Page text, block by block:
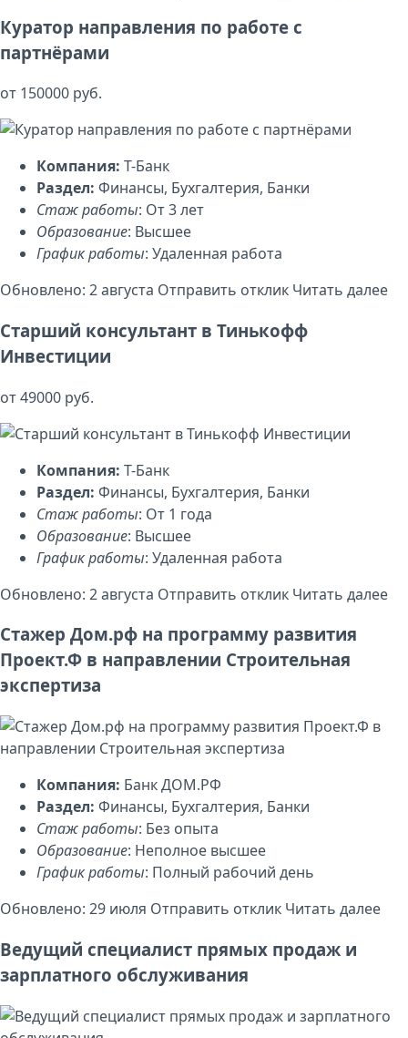
Куратор направления по работе с
партнёрами
от 150000 руб.
Компания: Т-Банк
Раздел: Финансы, Бухгалтерия, Банки
Стаж работы: От 3 лет
Образование: Высшее
График работы: Удаленная работа
Обновлено: 2 августа Отправить отклик Читать далее
Старший консультант в Тинькофф
Инвестиции
от 49000 руб.
Компания: Т-Банк
Раздел: Финансы, Бухгалтерия, Банки
Стаж работы: От 1 года
Образование: Высшее
График работы: Удаленная работа
Обновлено: 2 августа Отправить отклик Читать далее
Стажер Дом.рф на программу развития
Проект.Ф в направлении Строительная
экспертиза
Компания: Банк ДОМ.РФ
Раздел: Финансы, Бухгалтерия, Банки
Стаж работы: Без опыта
Образование: Неполное высшее
График работы: Полный рабочий день
Обновлено: 29 июля Отправить отклик Читать далее
Ведущий специалист прямых продаж и
зарплатного обслуживания